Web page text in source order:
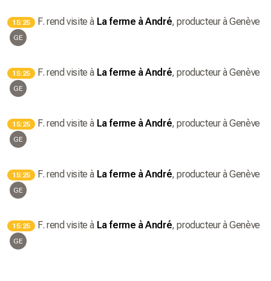
15:25 F. rend visite à La ferme à André, producteurà Genève
GE
15:25 F. rend visite à La ferme à André, producteurà Genève
GE
15:25 F. rend visite à La ferme à André, producteurà Genève
GE
15:25 F. rend visite à La ferme à André, producteurà Genève
GE
15:25 F. rend visite à La ferme à André, producteurà Genève
GE